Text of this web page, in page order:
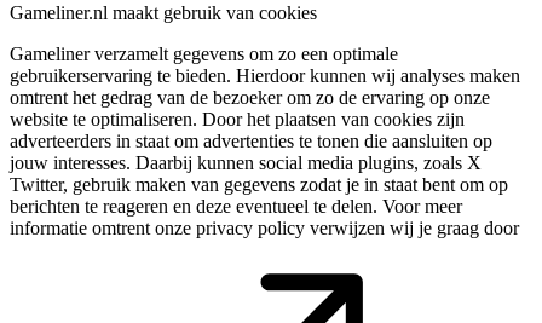
Gameliner.nl maakt gebruik van cookies
Gameliner verzamelt gegevens om zo een optimale
gebruikerservaring te bieden. Hierdoor kunnen wij analyses maken
omtrent het gedrag van de bezoeker om zo de ervaring op onze
website te optimaliseren. Door het plaatsen van cookies zijn
adverteerders in staat om advertenties te tonen die aansluiten op
jouw interesses. Daarbij kunnen social media plugins, zoals X
Twitter, gebruik maken van gegevens zodat je in staat bent om op
berichten te reageren en deze eventueel te delen. Voor meer
informatie omtrent onze privacy policy verwijzen wij je graag door